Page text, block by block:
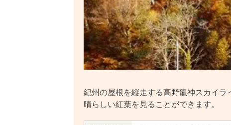
紀州の屋根を縦走する高野龍神スカイ
晴らしい紅葉を見ることができます。